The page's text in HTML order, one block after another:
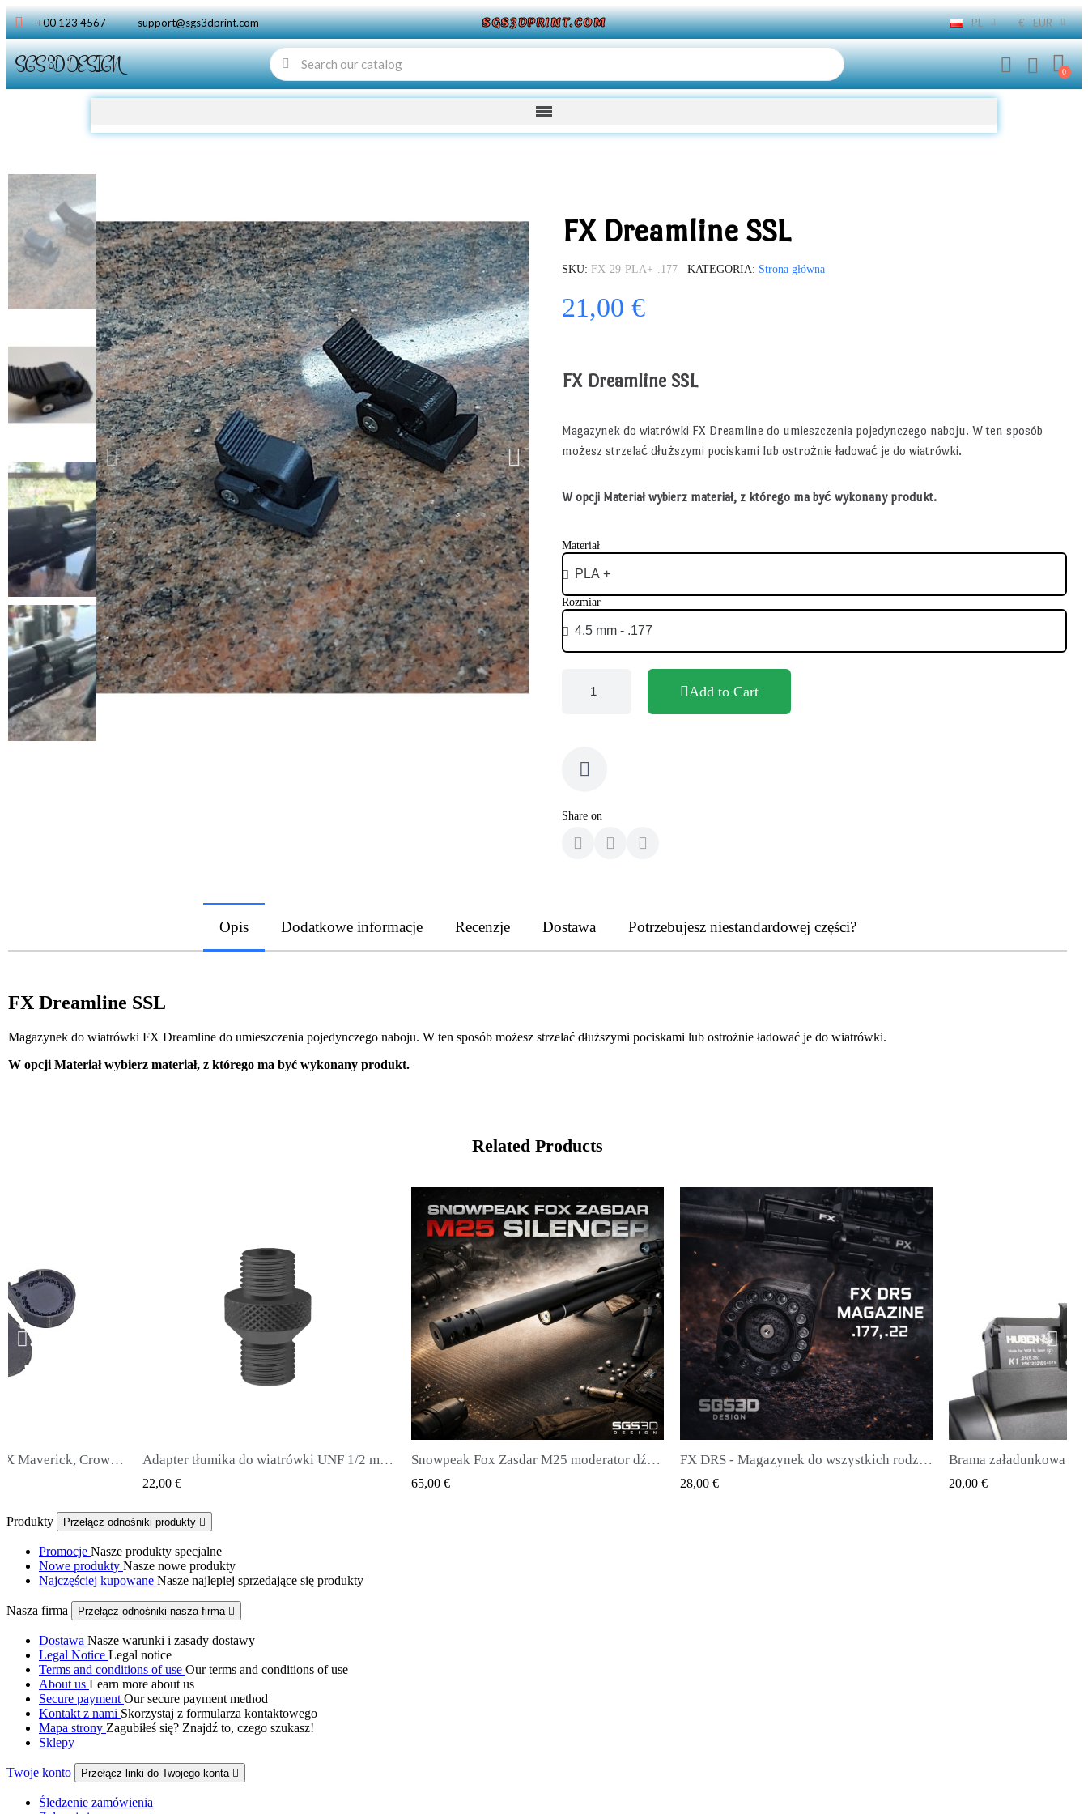
+00 123 4567 support@sgs3dprint.com SGS3DPRINT.COM PL € EUR
SGS 3D DESIGN
FX Dreamline SSL
SKU FX-29-PLA+-.177 KATEGORIA Strona główna
21,00 €
FX Dreamline SSL
Magazynek do wiatrówki FX Dreamline do umieszczenia pojedynczego naboju. W ten sposób
możesz strzelać dłuższymi pociskami lub ostrożnie ładować je do wiatrówki.
W opcji Materiał wybierz materiał, z którego ma być wykonany produkt.
Materiał
Rozmiar
Add to Cart
Share on
Opis Dodatkowe informacje Recenzje Dostawa Potrzebujesz niestandardowej części?
FX Dreamline SSL
Magazynek do wiatrówki FX Dreamline do umieszczenia pojedynczego naboju. W ten sposób możesz strzelać dłuższymi pociskami lub ostrożnie ładować je do wiatrówki.
W opcji Materiał wybierz materiał, z którego ma być wykonany produkt.
Related Products
VIEW Szybkoładowarka do FX Maverick, Crown, Wildcat .177 QUICK VIEW Adapter tłumika do wiatrówki UNF 1/2 męski na UNF 1/2 męski
22,00 €
QUICK VIEW Snowpeak Fox Zasdar M25 moderator dźwięku
65,00 €
QUICK VIEW FX DRS - Magazynek do wszystkich rodzajów pocisków
28,00 €
QUICK
20,00 €
Produkty Przełącz odnośniki produkty 
Promocje Nasze produkty specjalne
Nowe produkty Nasze nowe produkty
Najczęściej kupowane Nasze najlepiej sprzedające się produkty
Nasza firma Przełącz odnośniki nasza firma 
Dostawa Nasze warunki i zasady dostawy
Legal Notice Legal notice
Terms and conditions of use Our terms and conditions of use
About us Learn more about us
Secure payment Our secure payment method
Kontakt z nami Skorzystaj z formularza kontaktowego
Mapa strony Zagubiłeś się? Znajdź to, czego szukasz!
Sklepy
Twoje konto Przełącz linki do Twojego konta 
Śledzenie zamówienia